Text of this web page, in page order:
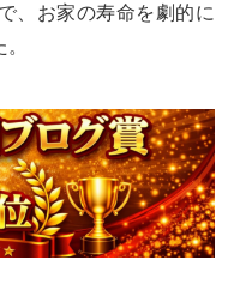
、お家の寿命を劇的に